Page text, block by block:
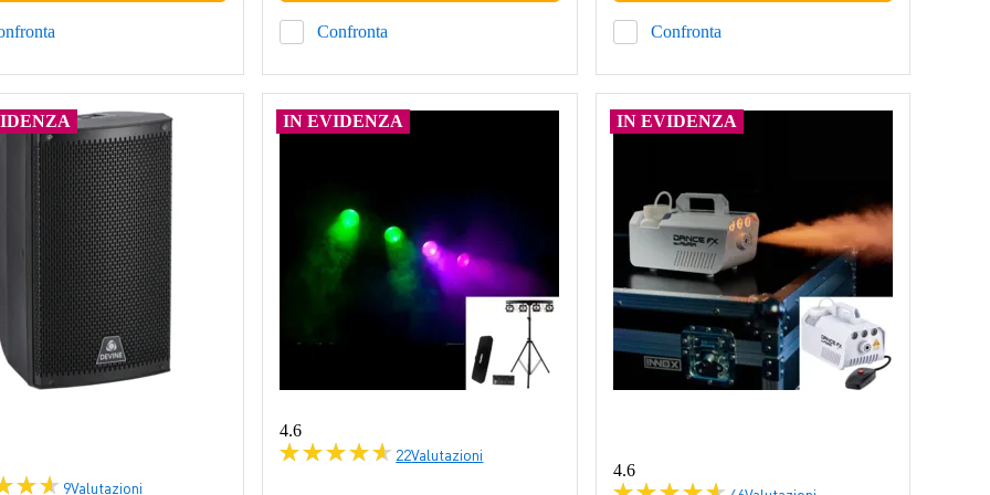
Confronta Confronta
9Valutazioni
IN EVIDENZA
4.6
22Valutazioni
IN EVIDENZA
4.6